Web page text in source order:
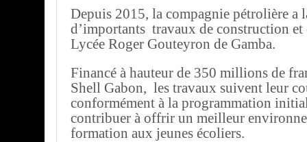
Depuis 2015, la compagnie pétrolière a
d’importants travaux de construction et
Lycée Roger Gouteyron de Gamba.
Financé à hauteur de 350 millions de
Shell Gabon, les travaux suivent leur
conformément à la programmation
contribuer à offrir un meilleur
formation aux jeunes écoliers.